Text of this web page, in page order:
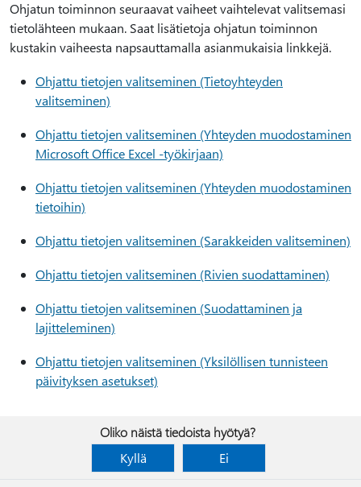
Ohjatun toiminnon seuraavat vaiheet vaihtelevat valitsemasi
tietolähteen mukaan. Saat lisätietoja ohjatun toiminnon
kustakin vaiheesta napsauttamalla asianmukaisia linkkejä.
Ohjattu tietojen valitseminen (Tietoyhteyden
valitseminen)
Ohjattu tietojen valitseminen (Yhteyden muodostaminen
Microsoft Office Excel -työkirjaan)
Ohjattu tietojen valitseminen (Yhteyden muodostaminen
tietoihin)
Ohjattu tietojen valitseminen (Sarakkeiden valitseminen)
Ohjattu tietojen valitseminen (Rivien suodattaminen)
Ohjattu tietojen valitseminen (Suodattaminen ja
lajitteleminen)
Ohjattu tietojen valitseminen (Yksilöllisen tunnisteen
päivityksen asetukset)
Oliko näistä tiedoista hyötyä?
Kyllä
Ei